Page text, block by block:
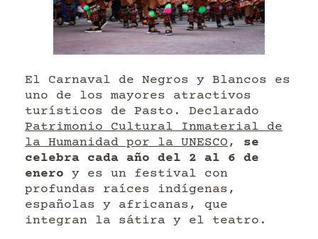
El Carnaval de Negros y Blancos es
uno de los mayores atractivos
turísticos de Pasto. Declarado
Patrimonio Cultural Inmaterial de
la Humanidad por la UNESCO , se
celebra cada año del 2 al 6 de
enero y es un festival con
profundas raíces indígenas,
españolas y africanas, que
integran la sátira y el teatro.